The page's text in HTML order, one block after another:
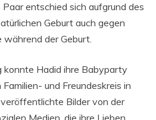
entschied sich aufgrund des
Geburt auch gegen
während der Geburt.
konnte Hadid ihre Babyparty
und Freundeskreis in
Bilder von der